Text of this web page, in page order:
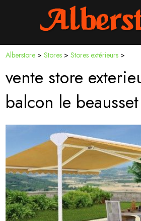
Alberstore >Stores >Stores extérieurs >
vente store
balcon le
Panneau de gestion des cookies